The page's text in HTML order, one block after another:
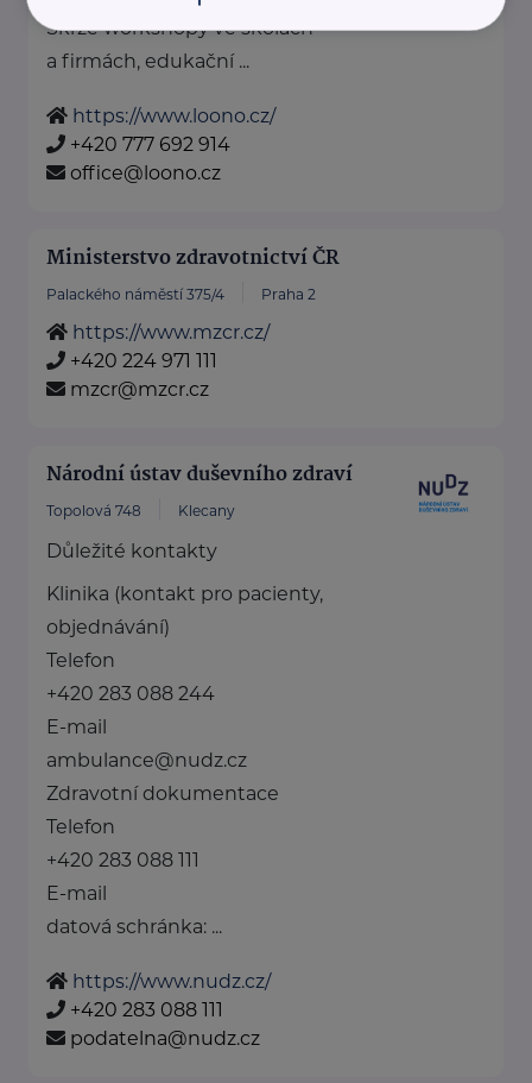
Skrze workshopy ve školách
a firmách, edukační ...
https://www.loono.cz/
+420 777 692 914
office@loono.cz
Ministerstvo zdravotnictví ČR
Palackého náměstí 375/4 Praha 2
https://www.mzcr.cz/
+420 224 971 111
mzcr@mzcr.cz
Národní ústav duševního zdraví
Topolová 748 Klecany
Důležité kontakty
Klinika (kontakt pro pacienty,
objednávání)
Telefon
+420 283 088 244
E-mail
ambulance@nudz.cz
Zdravotní dokumentace
Telefon
+420 283 088 111
E-mail
datová schránka: ...
https://www.nudz.cz/
+420 283 088 111
podatelna@nudz.cz